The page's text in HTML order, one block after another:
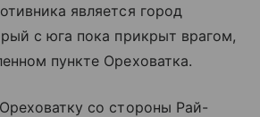
является город
с юга пока прикрыт врагом,
пункте Ореховатка.
со стороны Рай-